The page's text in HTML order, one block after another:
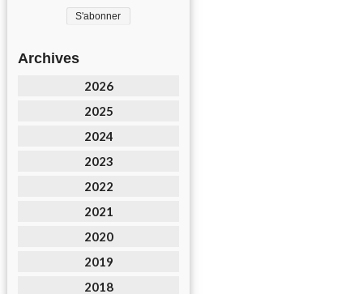
Archives
2026
2025
2024
2023
2022
2021
2020
2019
2018